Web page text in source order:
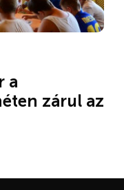
a
zárul az